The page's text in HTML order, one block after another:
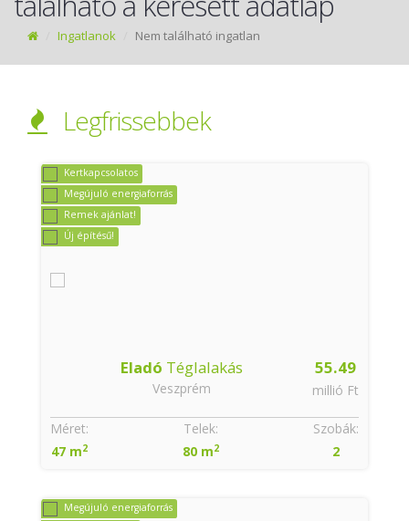
Ingatlanok Nem található ingatlan
Legfrissebbek
Kertkapcsolatos
Megújuló energiaforrás
Remek ajánlat!
Új építésű!
55.49
millió Ft
Eladó Téglalakás
Veszprém
Szobák:
2
Méret:
47 m2
Telek:
80 m2
Megújuló energiaforrás